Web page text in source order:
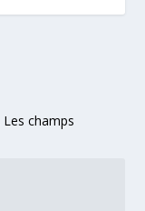
Les champs